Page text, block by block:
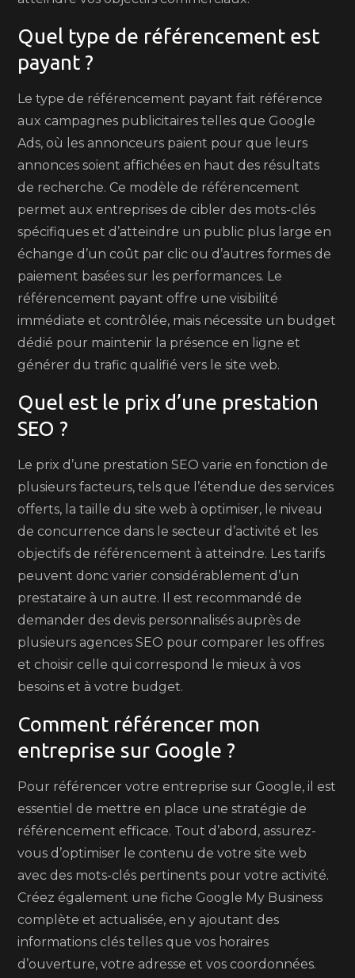
Quel type de référencement est
payant ?
Le type de référencement payant fait référence
aux campagnes publicitaires telles que Google
Ads, où les annonceurs paient pour que leurs
annonces soient affichées en haut des résultats
de recherche. Ce modèle de référencement
permet aux entreprises de cibler des mots-clés
spécifiques et d’atteindre un public plus large en
échange d’un coût par clic ou d’autres formes de
paiement basées sur les performances. Le
référencement payant offre une visibilité
immédiate et contrôlée, mais nécessite un budget
dédié pour maintenir la présence en ligne et
générer du trafic qualifié vers le site web.
Quel est le prix d’une prestation
SEO ?
Le prix d’une prestation SEO varie en fonction de
plusieurs facteurs, tels que l’étendue des services
offerts, la taille du site web à optimiser, le niveau
de concurrence dans le secteur d’activité et les
objectifs de référencement à atteindre. Les tarifs
peuvent donc varier considérablement d’un
prestataire à un autre. Il est recommandé de
demander des devis personnalisés auprès de
plusieurs agences SEO pour comparer les offres
et choisir celle qui correspond le mieux à vos
besoins et à votre budget.
Comment référencer mon
entreprise sur Google ?
Pour référencer votre entreprise sur Google, il est
essentiel de mettre en place une stratégie de
référencement efficace. Tout d’abord, assurez-
vous d’optimiser le contenu de votre site web
avec des mots-clés pertinents pour votre activité.
Créez également une fiche Google My Business
complète et actualisée, en y ajoutant des
informations clés telles que vos horaires
d’ouverture, votre adresse et vos coordonnées.